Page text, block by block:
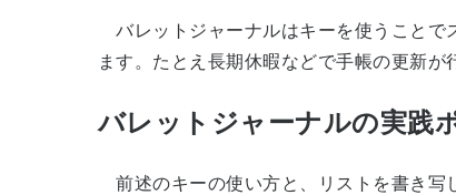
バレットジャーナルはキーを使うことで
ます。たとえ長期休暇などで手帳の更新
バレットジャーナルの実践
前述のキーの使い方と、リストを書き写